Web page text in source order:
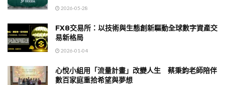
2026-05-28
FX8交易所：以技術與生態創新驅動全球數字資產交
易新格局
2026-01-04
心悅小組用「流量計畫」改變人生 蔡秉鈞老師陪伴
數百家庭重拾希望與夢想